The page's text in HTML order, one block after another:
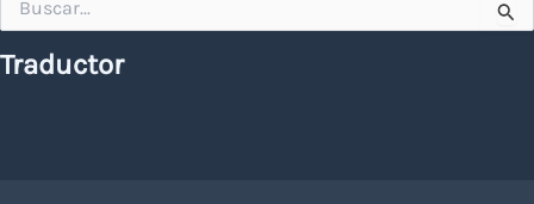
por:
Traductor